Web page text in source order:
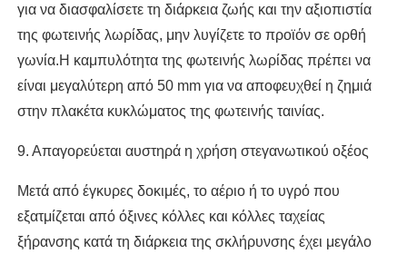
για να διασφαλίσετε τη διάρκεια ζωής και την αξιοπιστία
της φωτεινής λωρίδας, μην λυγίζετε το προϊόν σε ορθή
γωνία.Η καμπυλότητα της φωτεινής λωρίδας πρέπει να
είναι μεγαλύτερη από 50 mm για να αποφευχθεί η ζημιά
στην πλακέτα κυκλώματος της φωτεινής ταινίας.
9. Απαγορεύεται αυστηρά η χρήση στεγανωτικού οξέος
Μετά από έγκυρες δοκιμές, το αέριο ή το υγρό που
εξατμίζεται από όξινες κόλλες και κόλλες ταχείας
ξήρανσης κατά τη διάρκεια της σκλήρυνσης έχει μεγάλο